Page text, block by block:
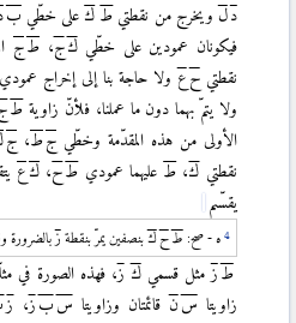
د ل ويخرج من نقطتي ط ك على خطّي ب
فيكونان عمودين على خطّيك ج، ط ج
نقطتيح ع ولا حاجة بنا إلى إخراج عمودي
ولا يتمّ بهما دون ما عملنا، فلأنّ زاوية ط
الأولى من هذه المقدّمة وخطّيجط ، ج
نقطتي ك، ط عليهما عمودي ط ح، ك ع
يقسّم
ه - صح: ط ح ك بنصفين يمرّ بنقطة ز بالضرورة
ط ز مثل قسميك ز، فهذه الصورة في
زاويتا س ن قائمتان وزاويتا س ب ز، ز